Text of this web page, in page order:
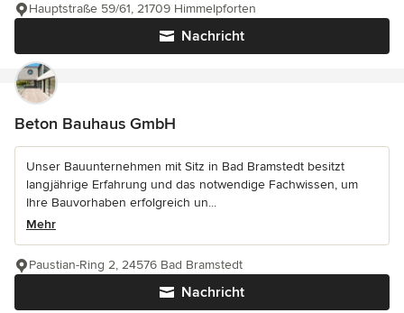
Nachricht
Hauptstraße 59/61, 21709 Himmelpforten
Beton Bauhaus GmbH
Unser Bauunternehmen mit Sitz in Bad Bramstedt besitzt
langjährige Erfahrung und das notwendige Fachwissen, um
Ihre Bauvorhaben erfolgreich un...
Mehr
Nachricht
Paustian-Ring 2, 24576 Bad Bramstedt